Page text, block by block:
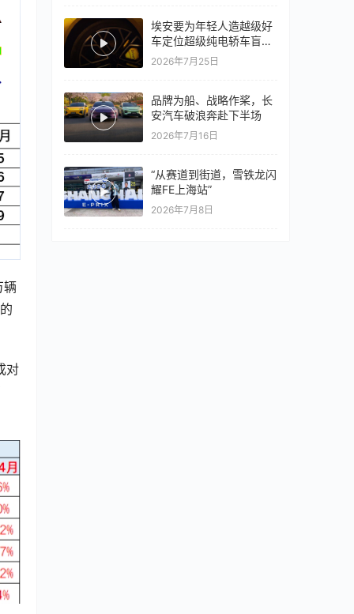
辆
对
埃安要为年轻人造越级好
车定位超级纯电轿车盲猜
18万以上
2026年7月25日
品牌为船、战略作桨，长
安汽车破浪奔赴下半场
2026年7月16日
“从赛道到街道，雪铁龙闪
耀FE上海站”
2026年7月8日